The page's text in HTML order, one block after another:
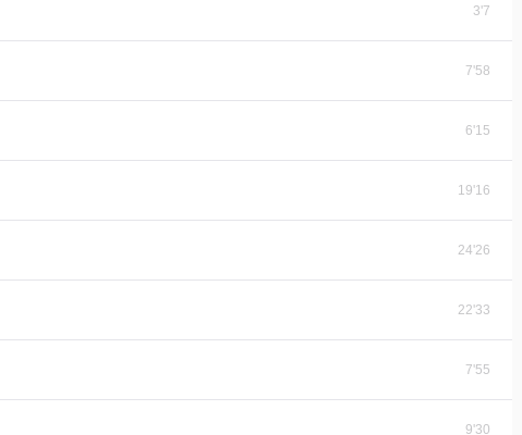
3'7
7'58
6'15
19'16
24'26
22'33
7'55
9'30